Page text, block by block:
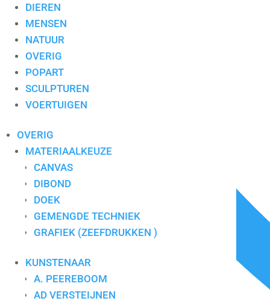
DIEREN
MENSEN
NATUUR
OVERIG
POPART
SCULPTUREN
VOERTUIGEN
OVERIG
MATERIAALKEUZE
CANVAS
DIBOND
DOEK
GEMENGDE TECHNIEK
GRAFIEK (ZEEFDRUKKEN )
KUNSTENAAR
A. PEEREBOOM
AD VERSTEIJNEN